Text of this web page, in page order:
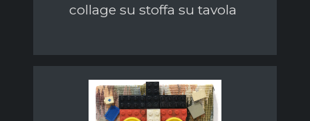
collage su stoffa su tavola